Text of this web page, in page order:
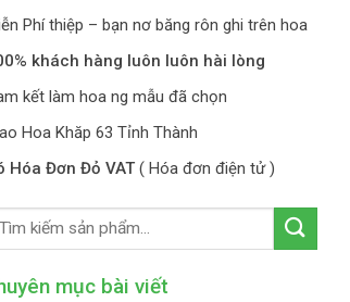
Phí thiệp – bạn nơ băng rôn ghi trên hoa
khách hàng luôn luôn hài lòng
kết làm hoa ng mẫu đã chọn
Hoa Khăp 63 Tỉnh Thành
Hóa Đơn Đỏ VAT ( Hóa đơn điện tử )
mục bài viết